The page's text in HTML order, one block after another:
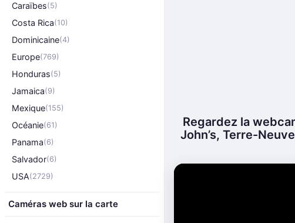
Caraïbes(5)
Costa Rica(10)
Dominicaine(4)
Europe(769)
Honduras(5)
Jamaica(9)
Mexique(155)
Océanie(61)
Panama(6)
Salvador(6)
USA(2729)
Caméras web sur la carte
Regardez la
John’s, Terre-